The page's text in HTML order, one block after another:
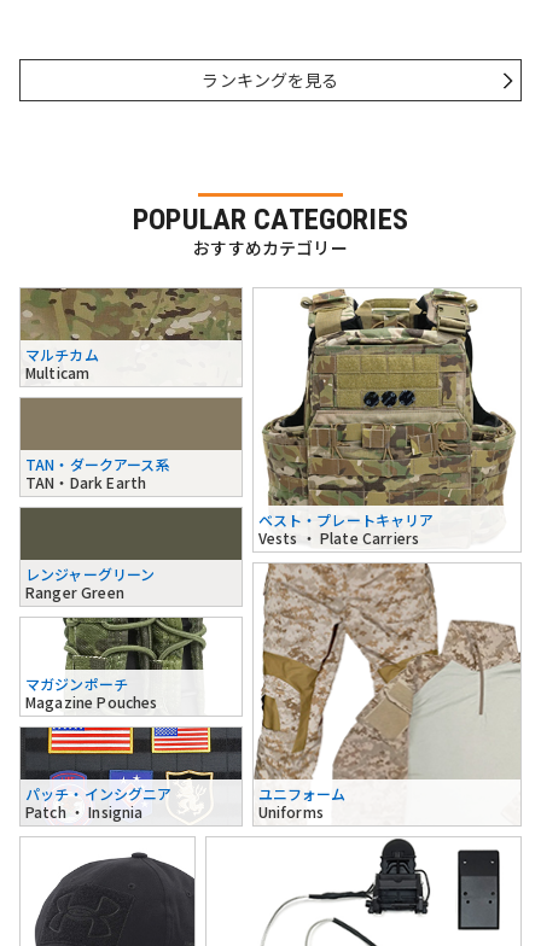
ランキングを見る
POPULAR CATEGORIES
おすすめカテゴリー
マルチカム
Multicam
TAN・ダークアース系
TAN・Dark Earth
レンジャーグリーン
Ranger Green
ベスト・プレートキャリア
Vests ・ Plate Carriers
マガジンポーチ
Magazine Pouches
パッチ・インシグニア
Patch ・ Insignia
ユニフォーム
Uniforms